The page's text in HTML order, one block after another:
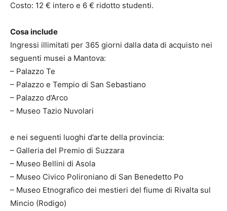
Costo: 12 € intero e 6 € ridotto studenti.
Cosa include
Ingressi illimitati per 365 giorni dalla data di acquisto nei
seguenti musei a Mantova:
– Palazzo Te
– Palazzo e Tempio di San Sebastiano
– Palazzo d’Arco
– Museo Tazio Nuvolari
e nei seguenti luoghi d’arte della provincia:
– Galleria del Premio di Suzzara
– Museo Bellini di Asola
– Museo Civico Polironiano di San Benedetto Po
– Museo Etnografico dei mestieri del fiume di Rivalta sul
Mincio (Rodigo)